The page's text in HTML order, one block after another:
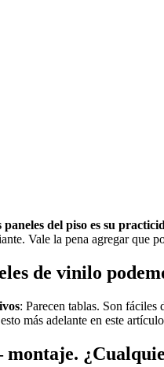
del piso es su
Vale la pena agregar que
de vinilo
: Parecen tablas. Son
más adelante en este
montaje.